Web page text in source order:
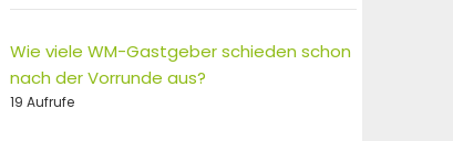
Wie viele WM-Gastgeber schieden schon
nach der Vorrunde aus?
19 Aufrufe